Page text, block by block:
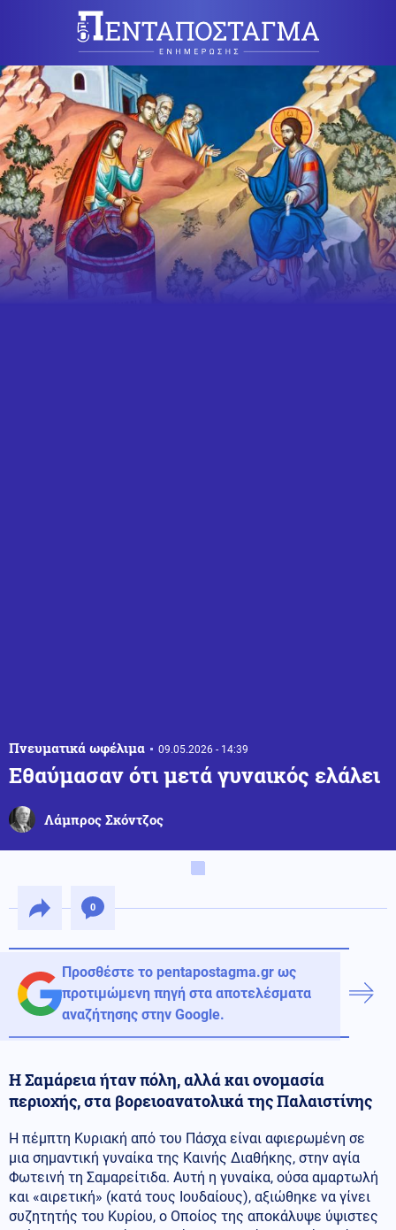
Πνευματικά ωφέλιμα 09.05.2026 - 14:39
Εθαύμασαν ότι μετά γυναικός ελάλει
Λάμπρος Σκόντζος
0
Προσθέστε το pentapostagma.gr ως
προτιμώμενη πηγή στα αποτελέσματα
αναζήτησης στην Google.
Η Σαμάρεια ήταν πόλη, αλλά και ονομασία
περιοχής, στα βορειοανατολικά της Παλαιστίνης
Η πέμπτη Κυριακή από του Πάσχα είναι αφιερωμένη σε
μια σημαντική γυναίκα της Καινής Διαθήκης, στην αγία
Φωτεινή τη Σαμαρείτιδα. Αυτή η γυναίκα, ούσα αμαρτωλή
και «αιρετική» (κατά τους Ιουδαίους), αξιώθηκε να γίνει
συζητητής του Κυρίου, ο Οποίος της αποκάλυψε ύψιστες